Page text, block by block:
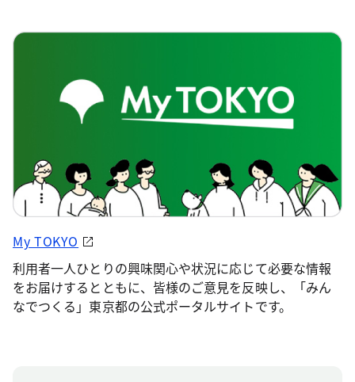
My TOKYO
利用者一人ひとりの興味関心や状況に応じて必要な情報
をお届けするとともに、皆様のご意見を反映し、「みん
なでつくる」東京都の公式ポータルサイトです。